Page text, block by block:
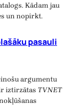
Kādam jau
un nopirkt.
pasauli
argumentu
iztirzātas TVNET